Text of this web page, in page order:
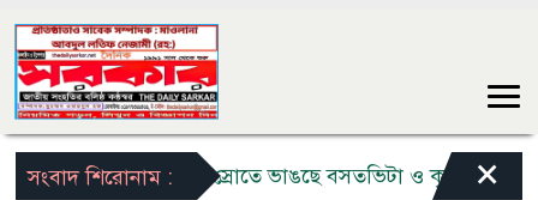
সংবাদ শিরোনাম :
বন্যার তীব্র স্রোতে ভাঙছে বসতভিটা ও কৃষি জমি: ৩×